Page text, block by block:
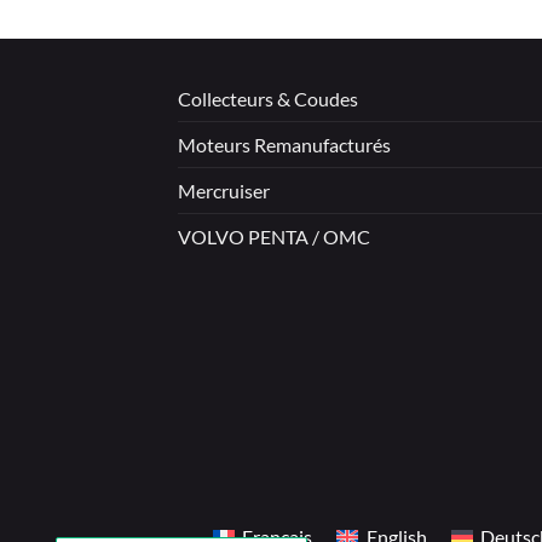
Collecteurs & Coudes
Moteurs Remanufacturés
Mercruiser
VOLVO PENTA / OMC
Français English